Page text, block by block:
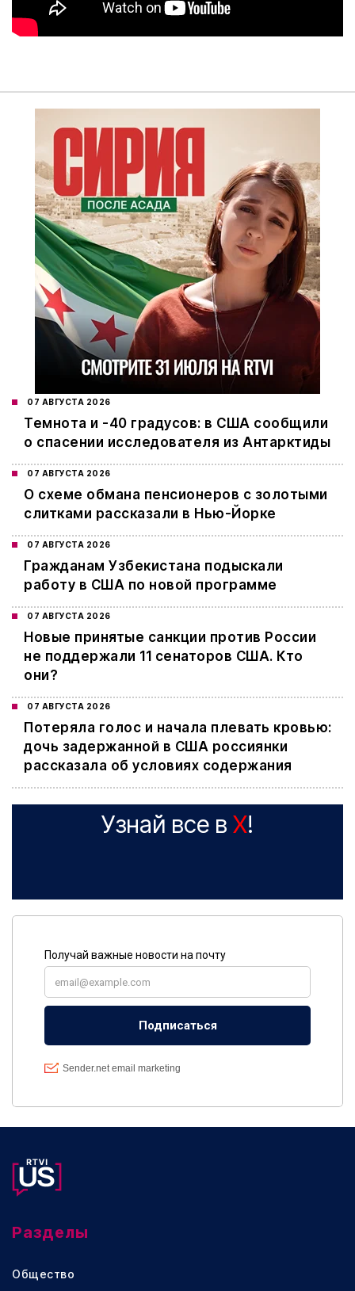
07 АВГУСТА 2026
Темнота и -40 градусов: в США сообщили
о спасении исследователя из Антарктиды
07 АВГУСТА 2026
О схеме обмана пенсионеров с золотыми
слитками рассказали в Нью-Йорке
07 АВГУСТА 2026
Гражданам Узбекистана подыскали
работу в США по новой программе
07 АВГУСТА 2026
Новые принятые санкции против России
не поддержали 11 сенаторов США. Кто
они?
07 АВГУСТА 2026
Потеряла голос и начала плевать кровью:
дочь задержанной в США россиянки
рассказала об условиях содержания
Узнай все в X!
Разделы
Общество